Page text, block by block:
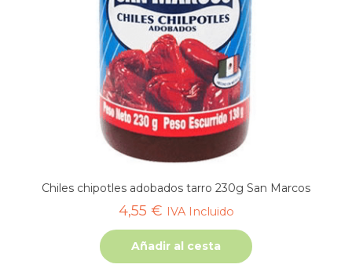
Chiles chipotles adobados tarro 230g San Marcos
4,55 € IVA Incluido
Añadir al cesta